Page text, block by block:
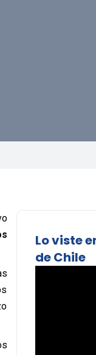
Lo viste
de Chile